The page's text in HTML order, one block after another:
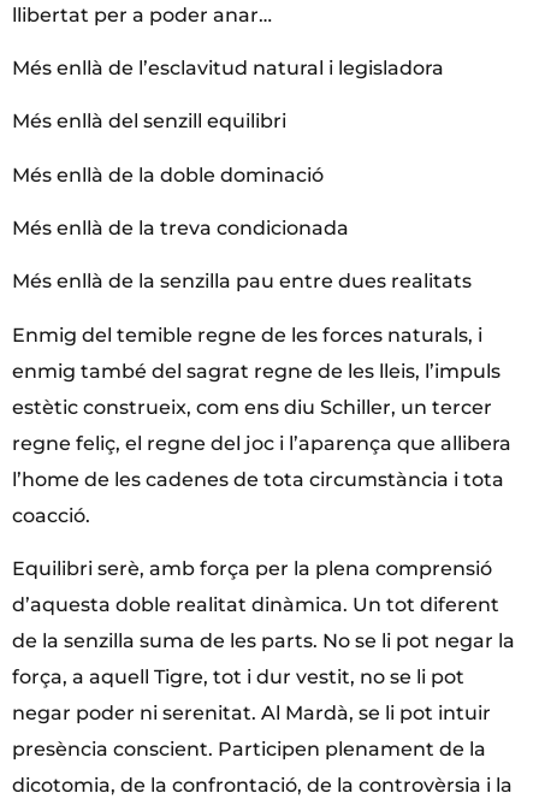
llibertat per a poder anar…
Més enllà de l’esclavitud natural i legisladora
Més enllà del senzill equilibri
Més enllà de la doble dominació
Més enllà de la treva condicionada
Més enllà de la senzilla pau entre dues realitats
Enmig del temible regne de les forces naturals, i
enmig també del sagrat regne de les lleis, l’impuls
estètic construeix, com ens diu Schiller, un tercer
regne feliç, el regne del joc i l’aparença que allibera
l’home de les cadenes de tota circumstància i tota
coacció.
Equilibri serè, amb força per la plena comprensió
d’aquesta doble realitat dinàmica. Un tot diferent
de la senzilla suma de les parts. No se li pot negar la
força, a aquell Tigre, tot i dur vestit, no se li pot
negar poder ni serenitat. Al Mardà, se li pot intuir
presència conscient. Participen plenament de la
dicotomia, de la confrontació, de la controvèrsia i la